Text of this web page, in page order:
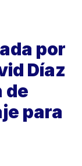
por
Díaz
de
para